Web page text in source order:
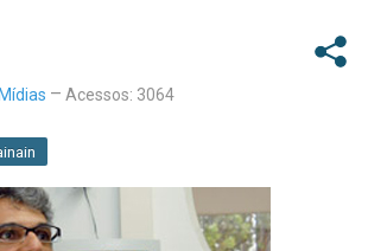
Mídias Acessos: 3064